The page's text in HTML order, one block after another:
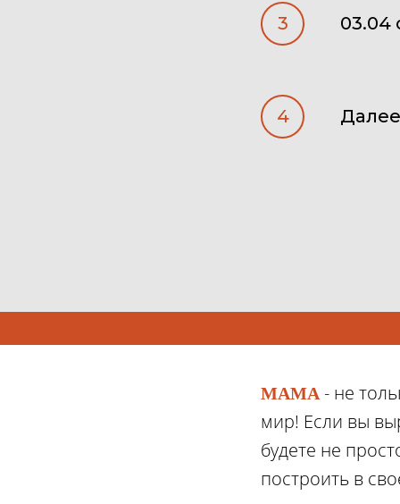
03.04
МАМА- не
мир! Если вы
будете не
построить в